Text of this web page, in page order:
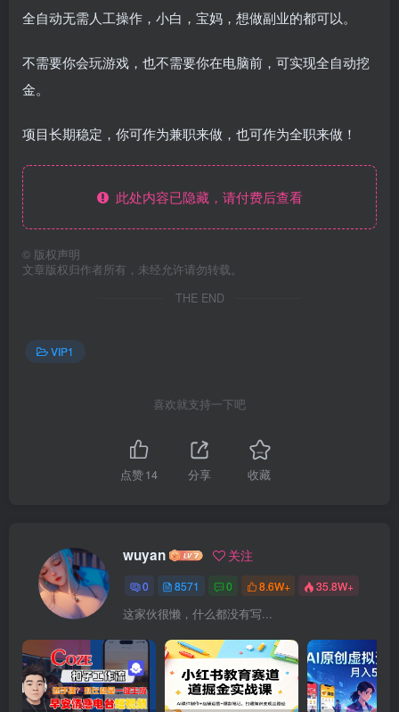
全自动无需人工操作，小白，宝妈，想做副业的都可以。
不需要你会玩游戏，也不需要你在电脑前，可实现全自动挖
金。
项目长期稳定，你可作为兼职来做，也可作为全职来做！
此处内容已隐藏，请付费后查看
© 版权声明
文章版权归作者所有，未经允许请勿转载。
THE END
VIP1
喜欢就支持一下吧
点赞14 分享 收藏
wuyan 关注
0 8571 0 8.6W+ 35.8W+
这家伙很懒，什么都没有写...